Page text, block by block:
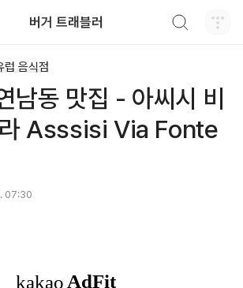
버거 트래블러
럽 음식점
남동 맛집 - 아씨시 비
Asssisi Via Fonte
07:30